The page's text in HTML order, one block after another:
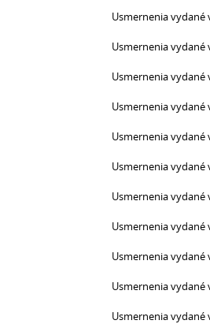
Usmernenia vydané
Usmernenia vydané
Usmernenia vydané
Usmernenia vydané
Usmernenia vydané
Usmernenia vydané
Usmernenia vydané
Usmernenia vydané
Usmernenia vydané
Usmernenia vydané
Usmernenia vydané